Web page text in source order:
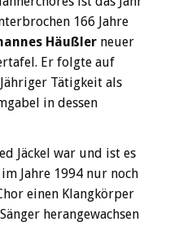
166 Jahre
Häußler neuer
Er folgte auf
Tätigkeit als
in dessen
Jäckel war und ist es
Jahre 1994 nur noch
einen Klangkörper
herangewachsen